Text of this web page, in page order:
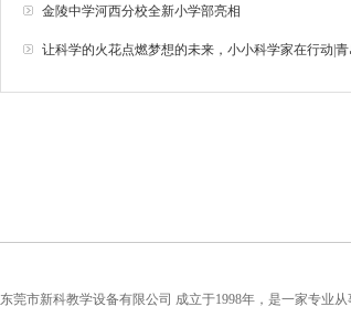
金陵中学河西分校全新小学部亮相
让科学的火花点燃梦想的未来，小小科学家在行动|
东莞市新科教学设备有限公司 成立于1998年，是一家专业